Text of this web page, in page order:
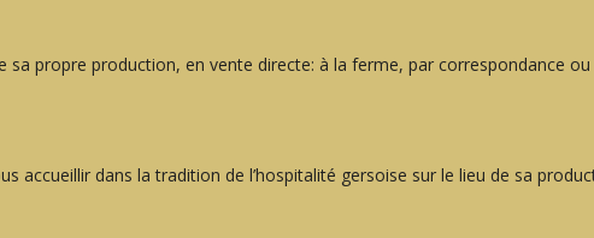
sa propre production, en vente directe: à la ferme, par correspondance
accueillir dans la tradition de l’hospitalité gersoise sur le lieu de sa